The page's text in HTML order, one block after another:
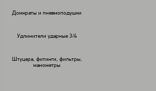
Домкраты и пневмоподушки
Удлинители ударные 3/4
Штуцера, фитинги, фильтры,
манометры